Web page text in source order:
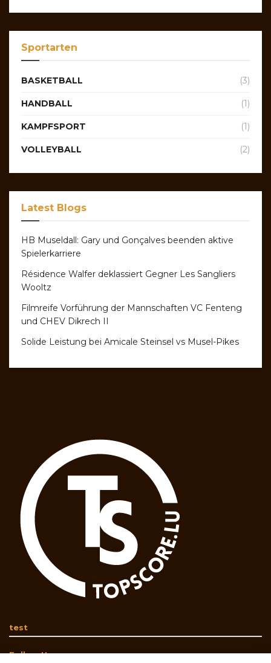
Sportarten
BASKETBALL (3)
HANDBALL (1)
KAMPFSPORT (1)
VOLLEYBALL (2)
Latest Blogs
HB Museldall: Gary und Gonçalves beenden aktive
Spielerkarriere
Résidence Walfer deklassiert Gegner Les Sangliers
Wooltz
Filmreife Vorführung der Mannschaften VC Fenteng
und CHEV Dikrech II
Solide Leistung bei Amicale Steinsel vs Musel-Pikes
test
Follow Us